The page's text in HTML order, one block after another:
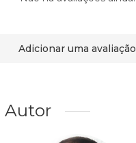
Adicionar uma avaliação
Autor